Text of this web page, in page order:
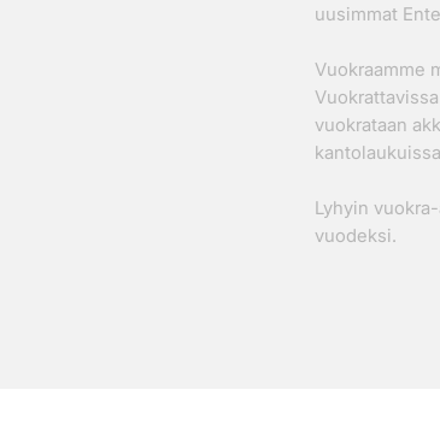
uusimmat
Vuokraamme
vuokrataan
Lyhyin
vuodeksi.